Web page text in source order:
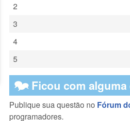
2
3
4
5
🗫 Ficou com alguma
Publique sua questão no Fórum
programadores.